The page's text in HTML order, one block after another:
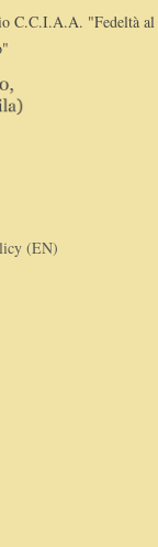
C.C.I.A.A. "Fedeltà al
(EN)